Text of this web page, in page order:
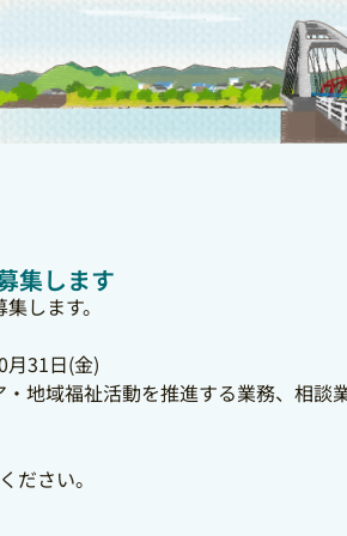
集します
します。
31日(金)
地域福祉活動を推進する業務、相談
さい。